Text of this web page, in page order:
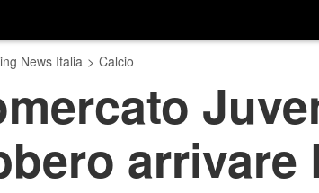
News Italia > Calcio
arrivare